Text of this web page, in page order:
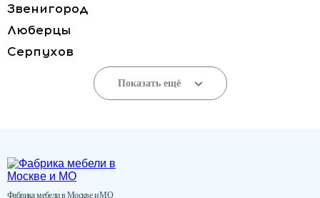
Звенигород
Люберцы
Серпухов
Показать ещё
Фабрика мебели в Москве и МО